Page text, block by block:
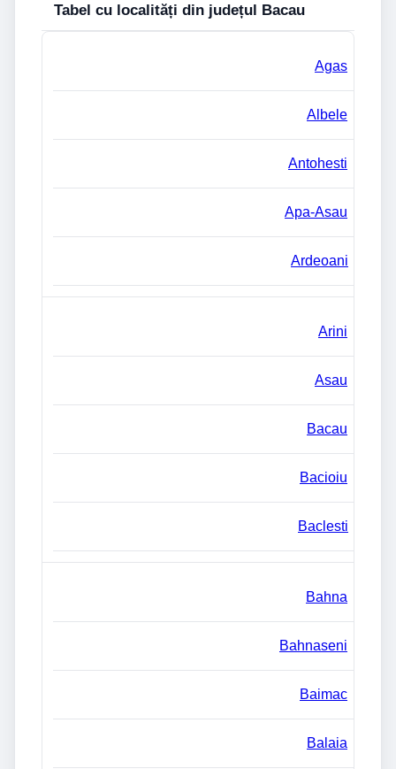
Tabel cu localități din județul Bacau
Agas
Albele
Antohesti
Apa-Asau
Ardeoani
Arini
Asau
Bacau
Bacioiu
Baclesti
Bahna
Bahnaseni
Baimac
Balaia